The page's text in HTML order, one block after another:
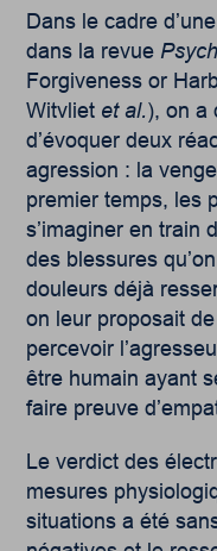
Dans le cadre
dans la revue
Forgiveness or
Witvliet et al.), on a
d’évoquer deux
agression : la
premier temps, les
s’imaginer en train
des blessures
douleurs déjà
on leur proposait
percevoir
être humain ayant
faire preuve
Le verdict des
mesures
situations a été